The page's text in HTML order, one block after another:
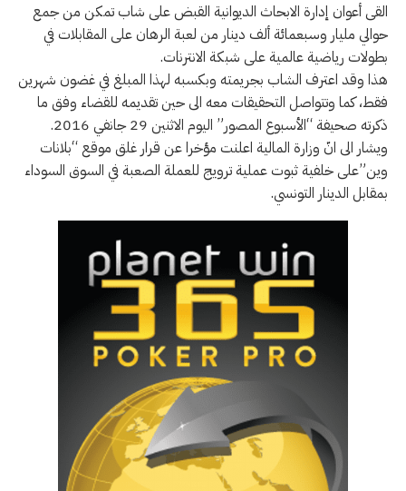
القى أعوان إدارة الابحاث الديوانية القبض على شاب تمكن من جمع
حوالي مليار وسبعمائة ألف دينار من لعبة الرهان على المقابلات في
بطولات رياضية عالمية على شبكة الانترنات.
هذا وقد اعترف الشاب بجريمته وبكسبه لهذا المبلغ في غضون شهرين
فقط، كما وتتواصل التحقيقات معه الى حين تقديمه للقضاء وفق ما
ذكرته صحيفة “الأسبوع المصور” اليوم الاثنين 29 جانفي 2016.
ويشار الى انّ وزارة المالية اعلنت مؤخرا عن قرار غلق موقع “بلانات
وين”على خلفية ثبوت عملية ترويج للعملة الصعبة في السوق السوداء
بمقابل الدينار التونسي.